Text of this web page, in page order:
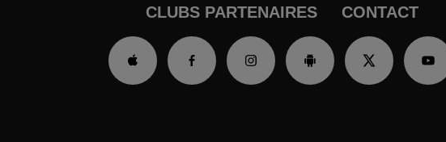
CLUBS PARTENAIRES CONTACT